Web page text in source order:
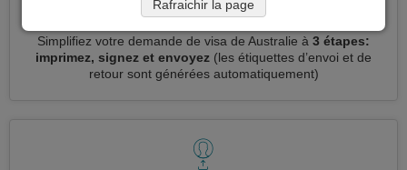
Simplifiez votre demande de visa de Australie à 3 étapes:
imprimez, signez et envoyez (les étiquettes d’envoi et de
retour sont générées automatiquement)
Rafraichir la page